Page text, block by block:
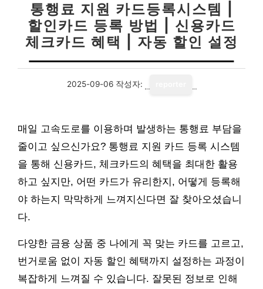
통행료 지원 카드등록시스템 |
할인카드 등록 방법 | 신용카드
체크카드 혜택 | 자동 할인 설정
2025-09-06 작성자:
매일 고속도로를 이용하며 발생하는 통행료 부담을
줄이고 싶으신가요? 통행료 지원 카드 등록 시스템
을 통해 신용카드, 체크카드의 혜택을 최대한 활용
하고 싶지만, 어떤 카드가 유리한지, 어떻게 등록해
야 하는지 막막하게 느껴지신다면 잘 찾아오셨습니
다.
다양한 금융 상품 중 나에게 꼭 맞는 카드를 고르고,
번거로움 없이 자동 할인 혜택까지 설정하는 과정이
복잡하게 느껴질 수 있습니다. 잘못된 정보로 인해